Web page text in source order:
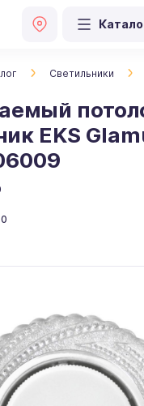
Светильники
EKS